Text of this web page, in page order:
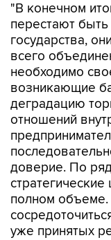
"В конечном
перестают
государства,
всего
необходимо
возникающие
деградацию
отношений
доверие. По
полном объеме.
уже принятых